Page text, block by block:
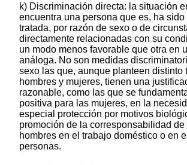
k) Discriminación directa: la situación
encuentra una persona que es, ha
tratada, por razón de sexo o de
directamente relacionadas con su
un modo menos favorable que otra en
análoga. No son medidas
sexo las que, aunque planteen distinto
hombres y mujeres, tienen una
razonable, como las que se
positiva para las mujeres, en la
especial protección por motivos
promoción de la corresponsabilidad de
hombres en el trabajo doméstico o en
personas.